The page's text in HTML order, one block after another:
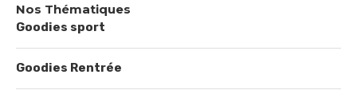
Nos Thématiques
Goodies sport
Goodies Rentrée